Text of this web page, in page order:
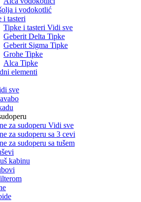
i vodokotlić
i tasteri
Tipke i tasteri Vidi sve
Geberit Delta Tipke
Geberit Sigma Tipke
Grohe Tipke
Alca Tipke
elementi
sve
za sudoperu Vidi sve
za sudoperu sa 3 cevi
za sudoperu sa tušem
kabinu